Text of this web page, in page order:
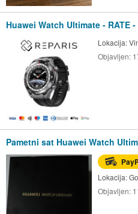
Huawei Watch Ultimate - RATE -
Lokacija:
Objavljen:
Pametni sat Huawei Watch
Lokacija:
Objavljen: